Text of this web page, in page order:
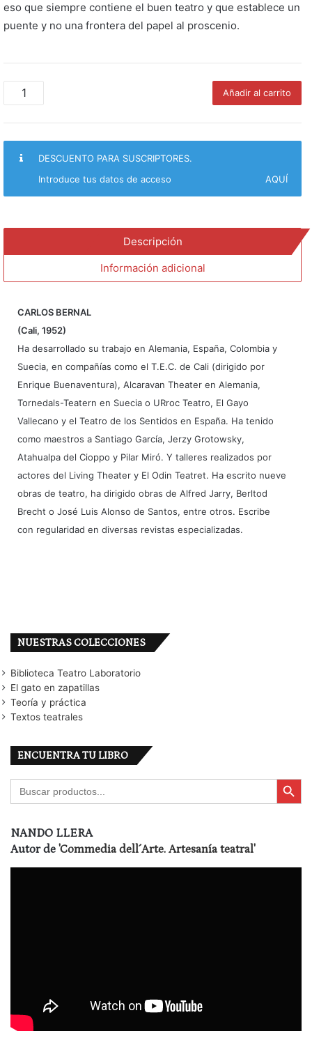
eso que siempre contiene el buen teatro y que establece un
puente y no una frontera del papel al proscenio.
Cuarteto
del
el
parecer
cantidad
Añadir al carrito
DESCUENTO PARA SUSCRIPTORES.
Introduce tus datos de acceso
AQUÍ
Descripción
Información adicional
CARLOS BERNAL
(Cali, 1952)
Ha desarrollado su trabajo en Alemania, España, Colombia y
Suecia, en compañías como el T.E.C. de Cali (dirigido por
Enrique Buenaventura), Alcaravan Theater en Alemania,
Tornedals-Teatern en Suecia o URroc Teatro, El Gayo
Vallecano y el Teatro de los Sentidos en España. Ha tenido
como maestros a Santiago García, Jerzy Grotowsky,
Atahualpa del Cioppo y Pilar Miró. Y talleres realizados por
actores del Living Theater y El Odin Teatret. Ha escrito nueve
obras de teatro, ha dirigido obras de Alfred Jarry, Berltod
Brecht o José Luis Alonso de Santos, entre otros. Escribe
con regularidad en diversas revistas especializadas.
NUESTRAS COLECCIONES
Biblioteca Teatro Laboratorio
El gato en zapatillas
Teoría y práctica
Textos teatrales
ENCUENTRA TU LIBRO
Buscar: Botón de
NANDO LLERA
Autor de 'Commedia dell´Arte. Artesanía teatral'